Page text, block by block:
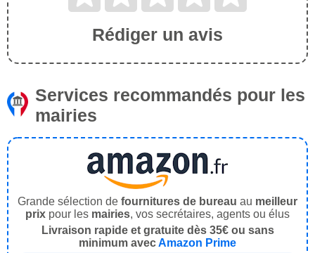
Rédiger un avis
Services recommandés pour les
mairies
Grande sélection de fournitures de bureau au meilleur
prix pour les mairies, vos secrétaires, agents ou élus
Livraison rapide et gratuite dès 35€ ou sans
minimum avecAmazon Prime